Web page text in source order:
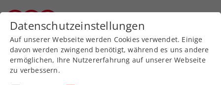
Zurück zur Newsübersicht
Turniere
Datenschutzeinstellungen
Auf unserer Webseite werden Cookies verwendet. Einige
davon werden zwingend benötigt, während es uns andere
ermöglichen, Ihre Nutzererfahrung auf unserer Webseite
zu verbessern.